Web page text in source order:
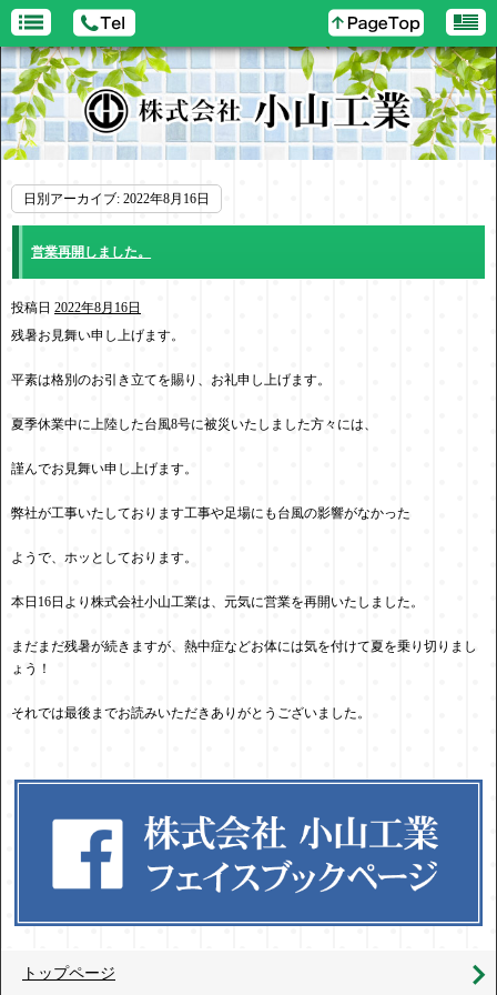
日別アーカイブ: 2022年8月16日
営業再開しました。
投稿日 2022年8月16日
残暑お見舞い申し上げます。
平素は格別のお引き立てを賜り、お礼申し上げます。
夏季休業中に上陸した台風8号に被災いたしました方々には、
謹んでお見舞い申し上げます。
弊社が工事いたしております工事や足場にも台風の影響がなかった
ようで、ホッとしております。
本日16日より株式会社小山工業は、元気に営業を再開いたしました。
まだまだ残暑が続きますが、熱中症などお体には気を付けて夏を乗り切りまし
ょう！
それでは最後までお読みいただきありがとうございました。
トップページ